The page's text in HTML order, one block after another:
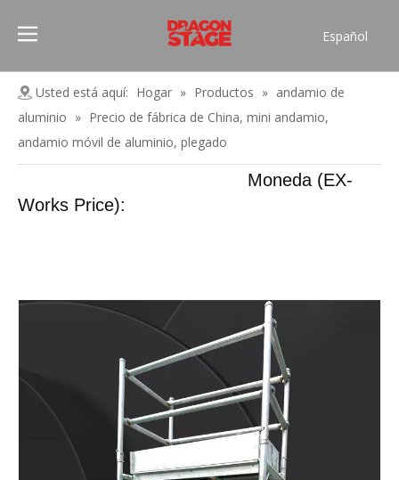
Español
Pусский
Français
简体中文
English
Usted está aquí: Hogar » Productos » andamio de
aluminio » Precio de fábrica de China, mini andamio,
andamio móvil de aluminio, plegado
Moneda (EX-
Works Price):